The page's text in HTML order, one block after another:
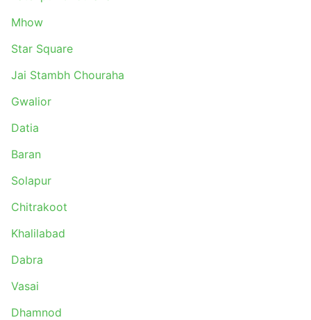
Mhow
Star Square
Jai Stambh Chouraha
Gwalior
Datia
Baran
Solapur
Chitrakoot
Khalilabad
Dabra
Vasai
Dhamnod